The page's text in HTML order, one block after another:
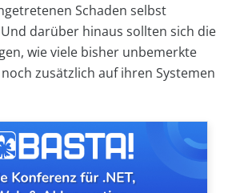
Schaden selbst
darüber hinaus sollten sich die
wie viele bisher unbemerkte
zusätzlich auf ihren Systemen